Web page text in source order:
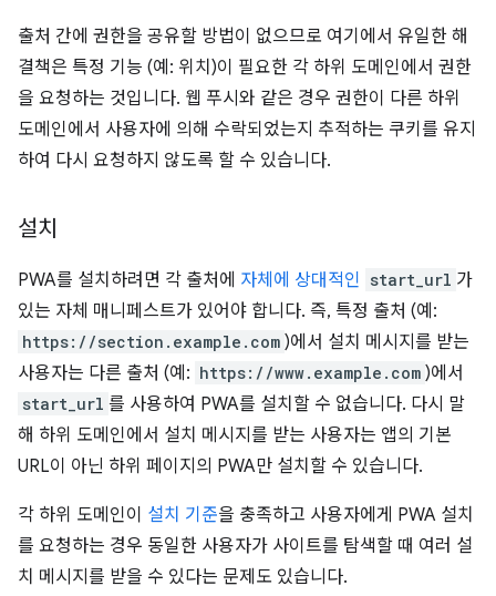
출처 간에 권한을 공유할 방법이 없으므로 여기에서 유일한 해
결책은 특정 기능 (예: 위치)이 필요한 각 하위 도메인에서 권한
을 요청하는 것입니다. 웹 푸시와 같은 경우 권한이 다른 하위
도메인에서 사용자에 의해 수락되었는지 추적하는 쿠키를 유지
하여 다시 요청하지 않도록 할 수 있습니다.
설치
PWA를 설치하려면 각 출처에 자체에 상대적인 start_url 가
있는 자체 매니페스트가 있어야 합니다. 즉, 특정 출처 (예:
https://section.example.com )에서 설치 메시지를 받는
사용자는 다른 출처 (예: https://www.example.com )에서
start_url 를 사용하여 PWA를 설치할 수 없습니다. 다시 말
해 하위 도메인에서 설치 메시지를 받는 사용자는 앱의 기본
URL이 아닌 하위 페이지의 PWA만 설치할 수 있습니다.
각 하위 도메인이 설치 기준을 충족하고 사용자에게 PWA 설치
를 요청하는 경우 동일한 사용자가 사이트를 탐색할 때 여러 설
치 메시지를 받을 수 있다는 문제도 있습니다.